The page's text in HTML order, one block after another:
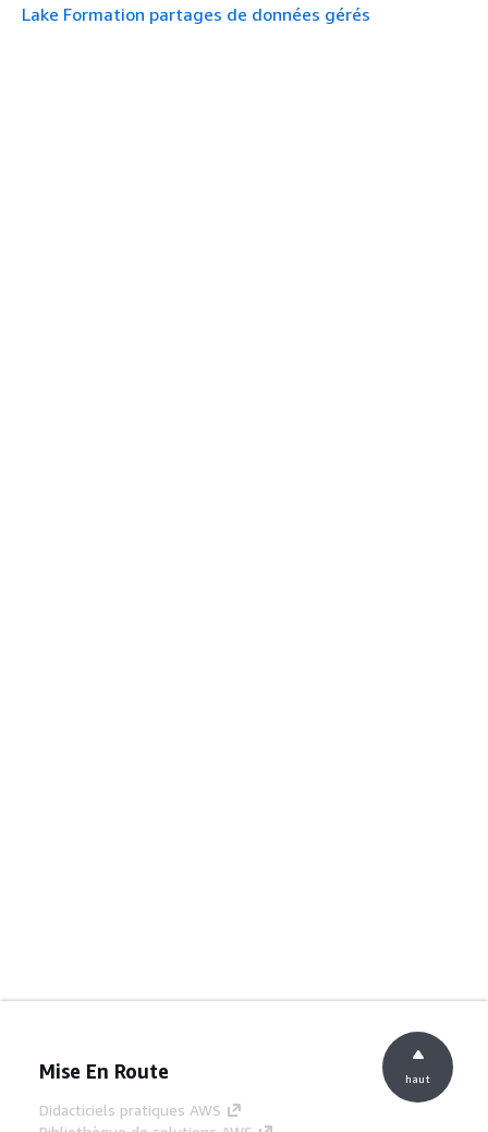
Lake Formation partages de données gérés
Mise En Route
Didacticiels pratiques AWS
haut